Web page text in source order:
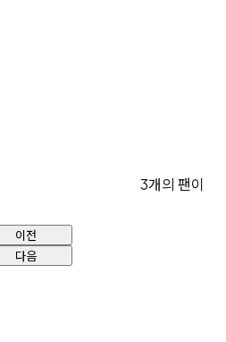
3개의 팬이 강
이전
다음